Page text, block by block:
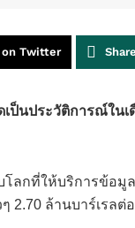
on Twitter
ป็นประวัติการณ์ใ
โลกที่ให้บริการข้
2.70 ล้านบาร์เรล